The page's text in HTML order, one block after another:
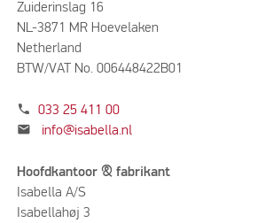
Zuiderinslag 16
NL-3871 MR Hoevelaken
Netherland
BTW/VAT No. 006448422B01
phone 033 25 411 00
mail info@isabella.nl
Hoofdkantoor & fabrikant
Isabella A/S
Isabellahøj 3